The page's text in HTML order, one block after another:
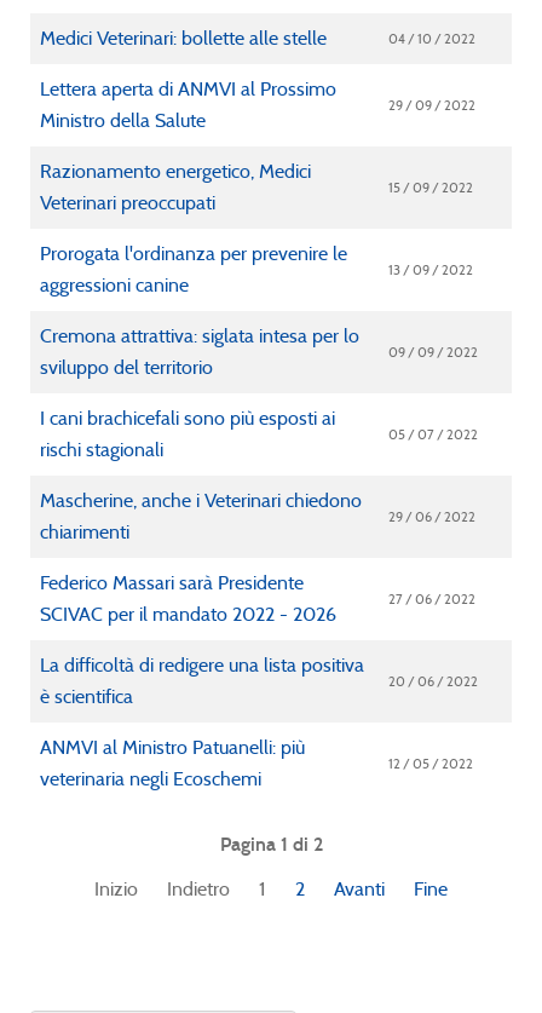
Medici Veterinari: bollette alle stelle 04 / 10 / 2022
Lettera aperta di ANMVI al Prossimo
Ministro della Salute
29 / 09 / 2022
Razionamento energetico, Medici
Veterinari preoccupati
15 / 09 / 2022
Prorogata l'ordinanza per prevenire le
aggressioni canine
13 / 09 / 2022
Cremona attrattiva: siglata intesa per lo
sviluppo del territorio
09 / 09 / 2022
I cani brachicefali sono più esposti ai
rischi stagionali
05 / 07 / 2022
Mascherine, anche i Veterinari chiedono
chiarimenti
29 / 06 / 2022
Federico Massari sarà Presidente
SCIVAC per il mandato 2022 - 2026
27 / 06 / 2022
La difficoltà di redigere una lista positiva
è scientifica
20 / 06 / 2022
ANMVI al Ministro Patuanelli: più
veterinaria negli Ecoschemi
12 / 05 / 2022
Pagina 1 di 2
Inizio
Indietro 1 2 Avanti Fine